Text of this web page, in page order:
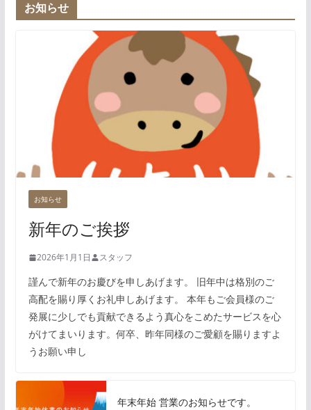
お知らせ
お知らせ
新年のご挨拶
2026年1月1日 スタッフ
謹んで新年のお慶びを申しあげます。 旧年中は格別のご
高配を賜り厚くお礼申しあげます。 本年もご会員様のご
発展に少しでも貢献できるよう真心をこめたサービスを心
がけてまいります。何卒、昨年同様のご愛顧を賜りますよ
うお願い申し
年末年始 営業のお知らせです。